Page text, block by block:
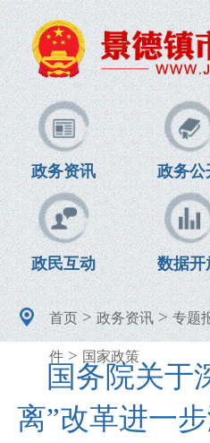
政务资讯 政务公
政民互动 数据开
首页>政务资讯>专题
件> 国家政策
国务院关于
离”改革进一